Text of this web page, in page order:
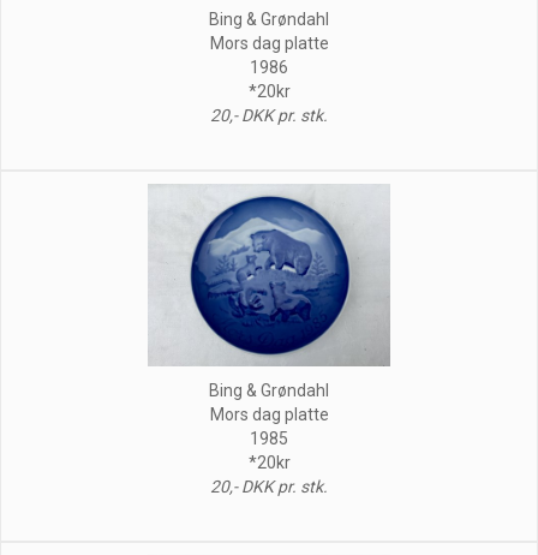
Bing & Grøndahl
Mors dag platte
1986
*20kr
20,- DKK pr. stk.
Bing & Grøndahl
Mors dag platte
1985
*20kr
20,- DKK pr. stk.